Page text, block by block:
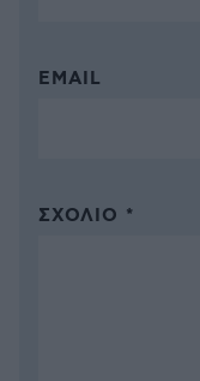
EMAIL
ΣΧΌΛΙΟ *